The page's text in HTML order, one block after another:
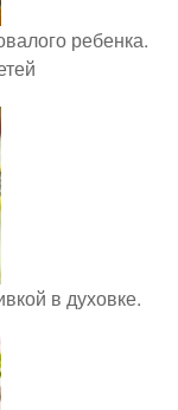
ребенка.
в духовке.